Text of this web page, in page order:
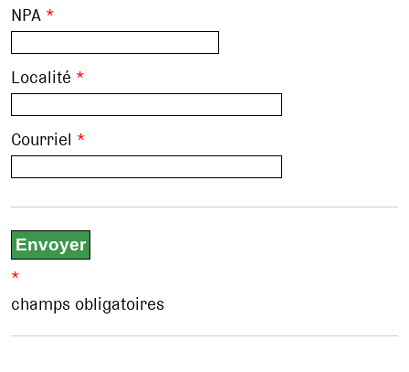
NPA *
Localité *
Courriel *
*
champs obligatoires